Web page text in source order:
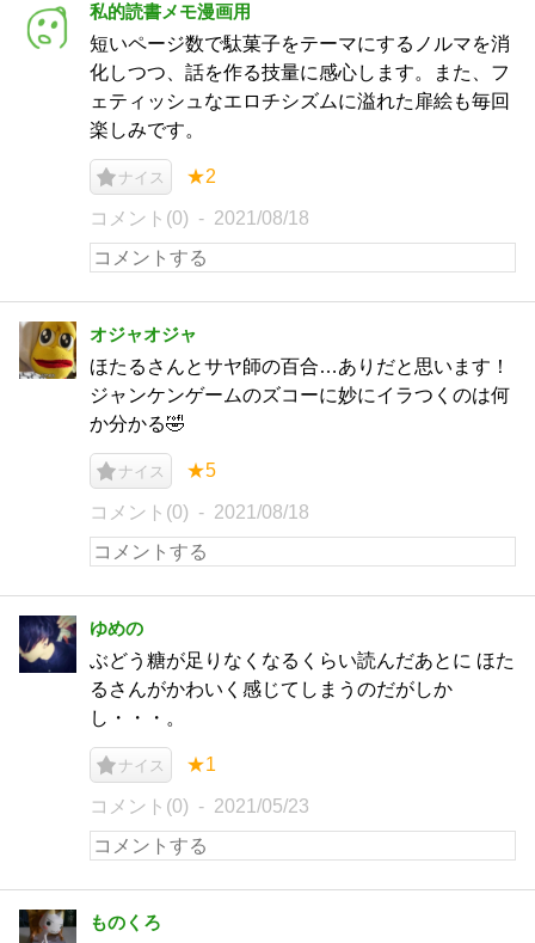
私的読書メモ漫画用
短いページ数で駄菓子をテーマにするノルマを消
化しつつ、話を作る技量に感心します。また、フ
ェティッシュなエロチシズムに溢れた扉絵も毎回
楽しみです。
ナイス ★2
コメント(0) 2021/08/18
オジャオジャ
ほたるさんとサヤ師の百合…ありだと思います！
ジャンケンゲームのズコーに妙にイラつくのは何
か分かる🤣
ナイス ★5
コメント(0) 2021/08/18
ゆめの
ぶどう糖が足りなくなるくらい読んだあとに ほた
るさんがかわいく感じてしまうのだがしか
し・・・。
ナイス ★1
コメント(0) 2021/05/23
ものくろ